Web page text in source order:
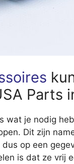
Parts
wat je nodig
Dit zijn
op een
is dat ze vrij